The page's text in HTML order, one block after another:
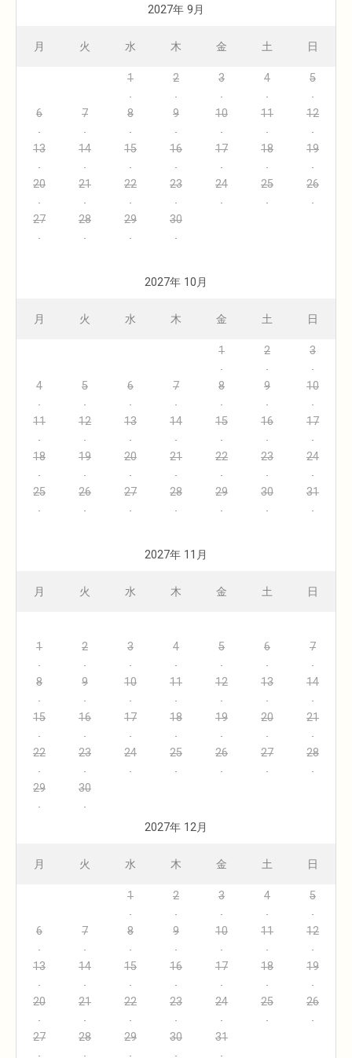
2027年 9月
月 火 水 木 金 土 日
1 2 3 4 5
6 7 8 9 10 11 12
13 14 15 16 17 18 19
20 21 22 23 24 25 26
27 28 29 30
2027年 10月
月 火 水 木 金 土 日
1 2 3
4 5 6 7 8 9 10
11 12 13 14 15 16 17
18 19 20 21 22 23 24
25 26 27 28 29 30 31
2027年 11月
月 火 水 木 金 土 日
1 2 3 4 5 6 7
8 9 10 11 12 13 14
15 16 17 18 19 20 21
22 23 24 25 26 27 28
29 30
2027年 12月
月 火 水 木 金 土 日
1 2 3 4 5
6 7 8 9 10 11 12
13 14 15 16 17 18 19
20 21 22 23 24 25 26
27 28 29 30 31